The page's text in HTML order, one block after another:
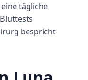
tägliche
bespricht